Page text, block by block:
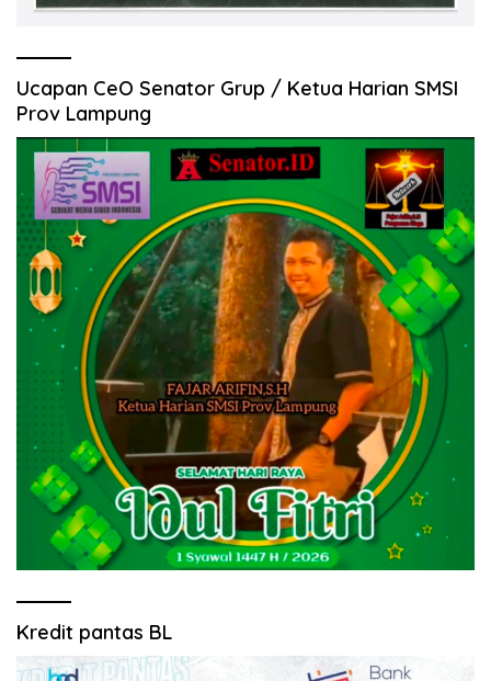
Ucapan CeO Senator Grup / Ketua Harian SMSI
Prov Lampung
Kredit pantas BL